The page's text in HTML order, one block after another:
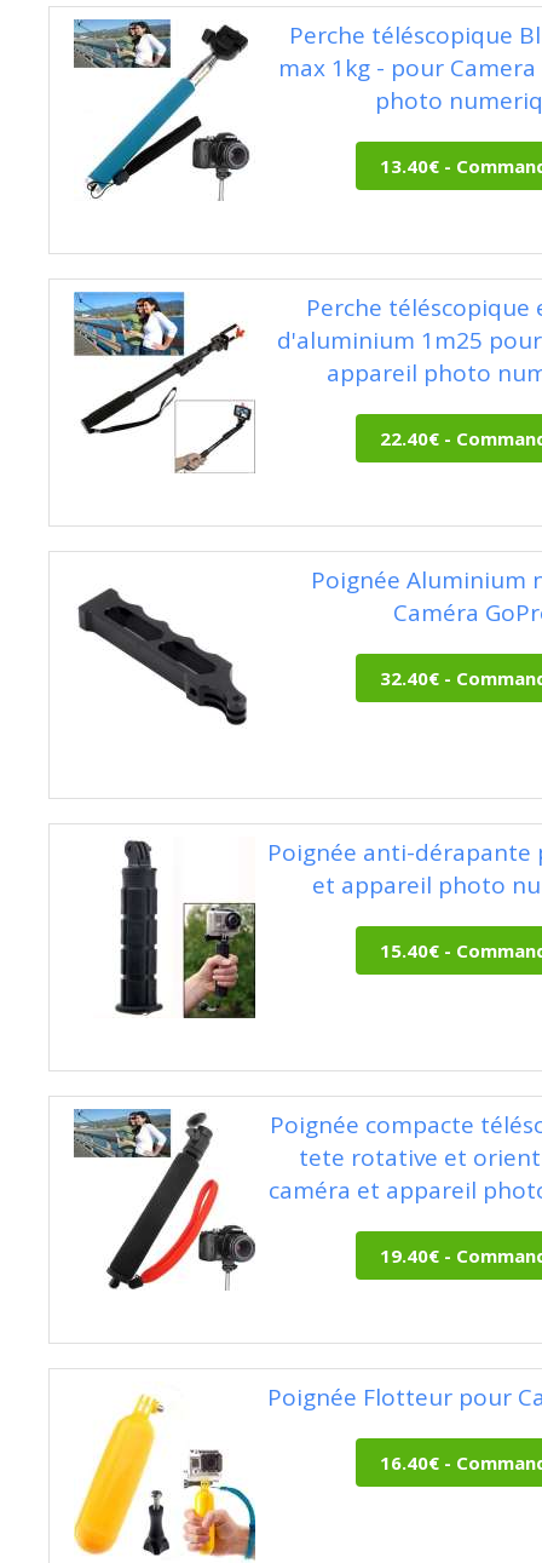
Perche téléscopique
max 1kg - pour
photo
Perche téléscopique
d'aluminium 1m25
appareil photo
Poignée Aluminium
Caméra
Poignée anti-dérapante
et appareil photo
Poignée compacte
tete rotative et
caméra et appareil
Poignée Flotteur pour